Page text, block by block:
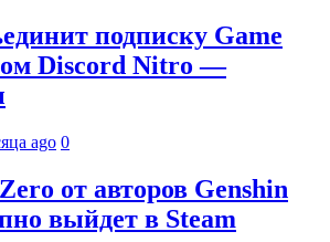
подписку Game
Discord Nitro —
ago 0
от авторов Genshin
выйдет в Steam